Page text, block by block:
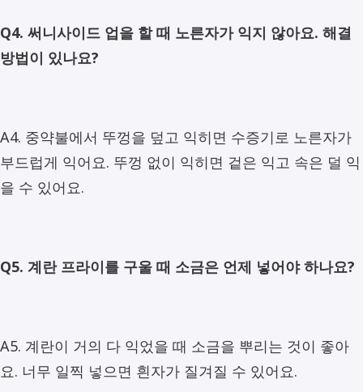
Q4. 써니사이드 업을 할 때 노른자가 익지 않아요. 해결
방법이 있나요?
A4. 중약불에서 뚜껑을 덮고 익히면 수증기로 노른자가
부드럽게 익어요. 뚜껑 없이 익히면 겉은 익고 속은 덜 익
을 수 있어요.
Q5. 계란 프라이를 구울 때 소금은 언제 넣어야 하나요?
A5. 계란이 거의 다 익었을 때 소금을 뿌리는 것이 좋아
요. 너무 일찍 넣으면 흰자가 질겨질 수 있어요.